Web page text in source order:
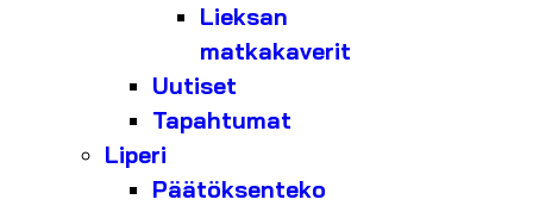
Lieksan
matkakaverit
Uutiset
Tapahtumat
Liperi
Päätöksenteko